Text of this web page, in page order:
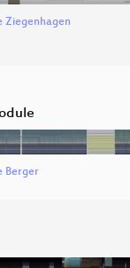
Ziegenhagen
Berger